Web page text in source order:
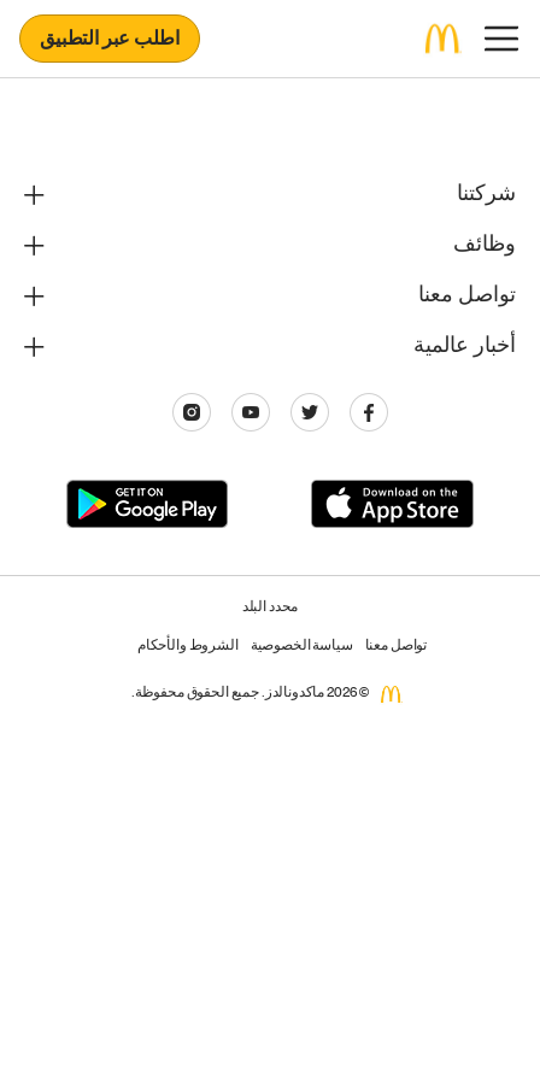
اطلب عبر التطبيق
شركتنا
وظائف
تواصل معنا
أخبار عالمية
محدد البلد
تواصل معنا سياسة الخصوصية الشروط والأحكام
© 2026 ماكدونالدز. جميع الحقوق محفوظة.